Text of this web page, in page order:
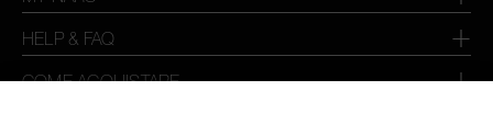
HELP & FAQ
COME ACQUISTARE